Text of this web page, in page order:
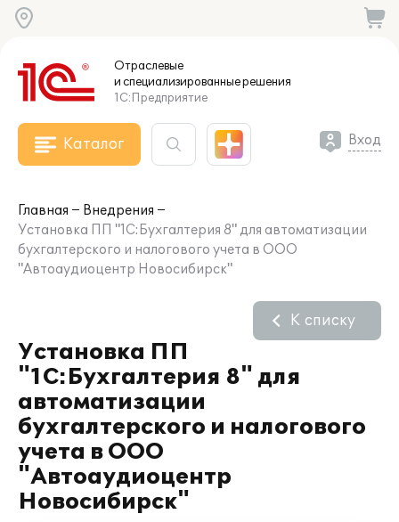
Отраслевые
и специализированныерешения
1С:Предприятие
Каталог Вход
Главная
Внедрения
Установка ПП "1С:Бухгалтерия 8" для автоматизации
бухгалтерского и налогового учета в ООО
"Автоаудиоцентр Новосибирск"
Установка ПП
"1С:Бухгалтерия 8" для
автоматизации
бухгалтерского и налогового
учета в ООО
"Автоаудиоцентр
Новосибирск"
К списку